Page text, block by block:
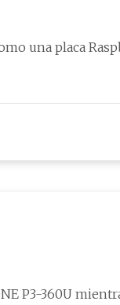
una placa
P3-360U